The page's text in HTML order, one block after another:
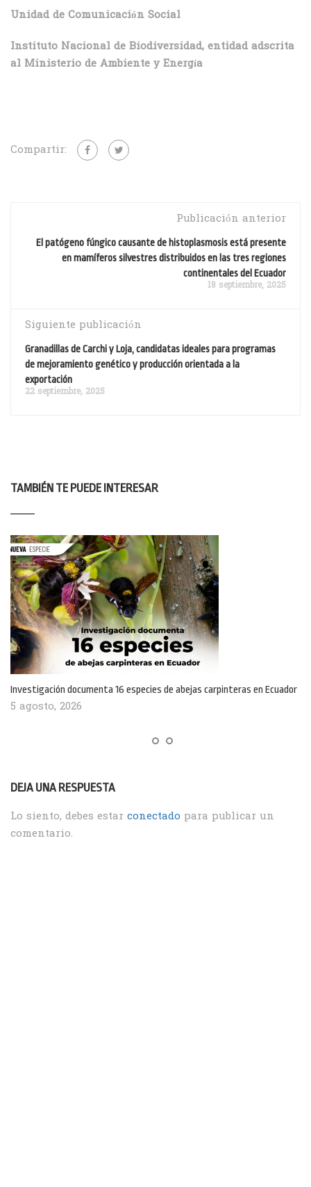
Unidad de Comunicación Social
Instituto Nacional de Biodiversidad, entidad adscrita
al Ministerio de Ambiente y Energía
Compartir:
Publicación anterior
El patógeno fúngico causante de histoplasmosis está presente
en mamíferos silvestres distribuidos en las tres regiones
continentales del Ecuador
18 septiembre, 2025
Siguiente publicación
Granadillas de Carchi y Loja, candidatas ideales para programas
de mejoramiento genético y producción orientada a la
exportación
22 septiembre, 2025
TAMBIÉN TE PUEDE INTERESAR
Investigación documenta 16 especies de abejas carpinteras en Ecuador
5 agosto, 2026
DEJA UNA RESPUESTA
Lo siento, debes estar conectado para publicar un
comentario.